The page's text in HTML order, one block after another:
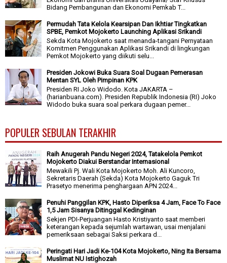
Bidang Pembangunan dan Ekonomi Pemkab T...
Permudah Tata Kelola Kearsipan Dan Ikhtiar Tingkatkan
SPBE, Pemkot Mojokerto Launching Aplikasi Srikandi
Sekda Kota Mojokerto saat menanda-tangani Pernyataan
Komitmen Penggunakan Aplikasi Srikandi di lingkungan
Pemkot Mojokerto yang diikuti selu...
Presiden Jokowi Buka Suara Soal Dugaan Pemerasan
Mentan SYL Oleh Pimpinan KPK
Presiden RI Joko Widodo. Kota JAKARTA –
(harianbuana.com). Presiden Republik Indonesia (RI) Joko
Widodo buka suara soal perkara dugaan pemer...
POPULER SEBULAN TERAKHIR
Raih Anugerah Pandu Negeri 2024, Tatakelola Pemkot
Mojokerto Diakui Berstandar Internasional
Mewakili Pj. Wali Kota Mojokerto Moh. Ali Kuncoro,
Sekretaris Daerah (Sekda) Kota Mojokerto Gaguk Tri
Prasetyo menerima penghargaan APN 2024...
Penuhi Panggilan KPK, Hasto Diperiksa 4 Jam, Face To Face
1,5 Jam Sisanya Ditinggal Kedinginan
Sekjen PDI-Perjuangan Hasto Kristiyanto saat memberi
keterangan kepada sejumlah wartawan, usai menjalani
pemeriksaan sebagai Saksi perkara d...
Peringati Hari Jadi Ke-104 Kota Mojokerto, Ning Ita Bersama
Muslimat NU Istighozah